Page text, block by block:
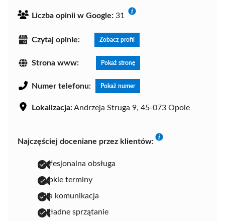
Liczba opinii w Google: 31
Czytaj opinie: Zobacz profil
Strona www: Pokaż stronę
Numer telefonu: Pokaż numer
Lokalizacja:Andrzeja Struga 9, 45-073 Opole
Najczęściej doceniane przez klientów:
profesjonalna obsługa
szybkie terminy
miła komunikacja
dokładne sprzątanie